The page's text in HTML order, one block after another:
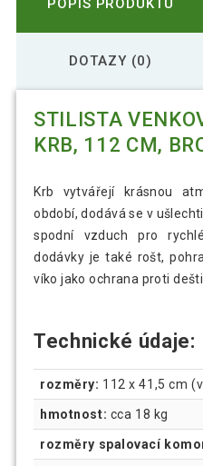
POPIS PRODUKTU
DOTAZY (0)
STILISTA
KRB, 112 CM,
Krb vytvářejí krásnou
období, dodává se v
spodní vzduch pro
dodávky je také rošt,
víko jako ochrana proti
Technické údaje:
rozměry: 112 x 41,5 cm
hmotnost: cca 18 kg
rozměry spalovací